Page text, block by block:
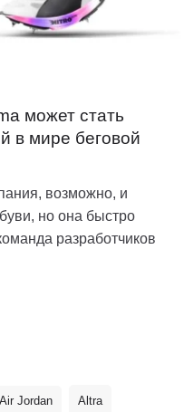
может стать
в мире беговой
возможно, и
но она быстро
разработчиков
Air Jordan Altra